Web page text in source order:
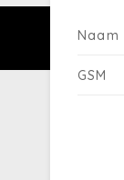
Naam
GSM